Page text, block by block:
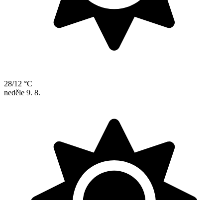
28/12 °C
neděle 9. 8.